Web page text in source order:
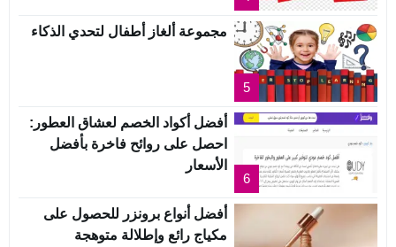
5
مجموعة ألغاز أطفال لتحدي الذكاء
6
أفضل أكواد الخصم لعشاق العطور:
احصل على روائح فاخرة بأفضل
الأسعار
أفضل أنواع برونزر للحصول على
مكياج رائع وإطلالة متوهجة